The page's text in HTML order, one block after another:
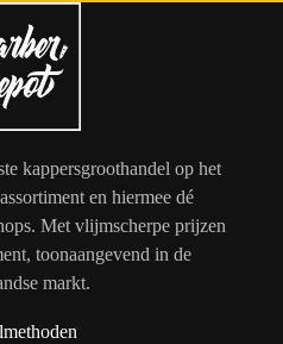
kappersgroothandel op het
en hiermee dé
Met vlijmscherpe prijzen
toonaangevend in de
markt.